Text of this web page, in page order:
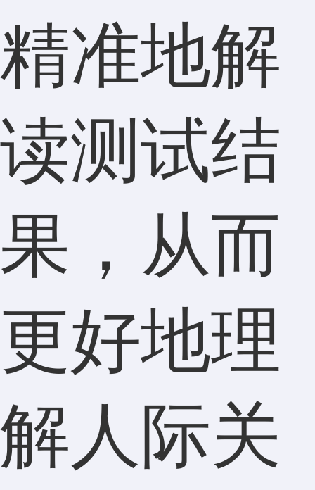
精准地解
读测试结
果，从而
更好地理
解人际关